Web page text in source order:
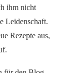
ihm nicht
Leidenschaft.
Rezepte aus,